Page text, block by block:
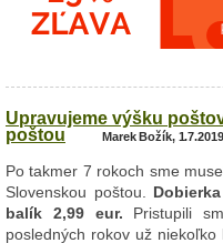
Upravujeme výšku
poštou
Marek Božík,
Po takmer 7 rokoch sme
Slovenskou poštou.
balík 2,99 eur. Pristupili
posledných rokov už